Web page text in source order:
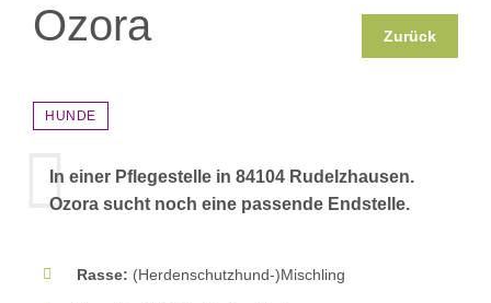
Ozora Zurück
HUNDE
In einer Pflegestelle in 84104 Rudelzhausen.
Ozora sucht noch eine passende Endstelle.
Rasse: (Herdenschutzhund-)Mischling